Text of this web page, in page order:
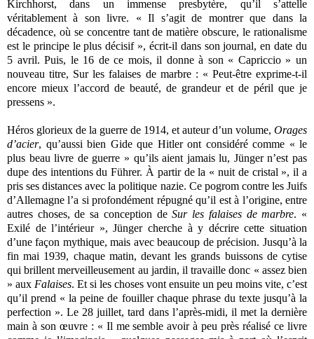
Kirchhorst, dans un immense presbytère, qu’il s’attelle
véritablement à son livre. « Il s’agit de montrer que dans la
décadence, où se concentre tant de matière obscure, le rationalisme
est le principe le plus décisif », écrit-il dans son journal, en date du
5 avril. Puis, le 16 de ce mois, il donne à son « Capriccio » un
nouveau titre, Sur les falaises de marbre : « Peut-être exprime-t-il
encore mieux l’accord de beauté, de grandeur et de péril que je
pressens ».
Héros glorieux de la guerre de 1914, et auteur d’un volume, Orages
d’acier, qu’aussi bien Gide que Hitler ont considéré comme « le
plus beau livre de guerre » qu’ils aient jamais lu, Jünger n’est pas
dupe des intentions du Führer. À partir de la « nuit de cristal », il a
pris ses distances avec la politique nazie. Ce pogrom contre les Juifs
d’Allemagne l’a si profondément répugné qu’il est à l’origine, entre
autres choses, de sa conception deSur les falaises de marbre. «
Exilé de l’intérieur », Jünger cherche à y décrire cette situation
d’une façon mythique, mais avec beaucoup de précision. Jusqu’à la
fin mai 1939, chaque matin, devant les grands buissons de cytise
qui brillent merveilleusement au jardin, il travaille donc « assez bien
» aux Falaises. Et si les choses vont ensuite un peu moins vite, c’est
qu’il prend « la peine de fouiller chaque phrase du texte jusqu’à la
perfection ». Le 28 juillet, tard dans l’après-midi, il met la dernière
main à son œuvre : « Il me semble avoir à peu près réalisé ce livre